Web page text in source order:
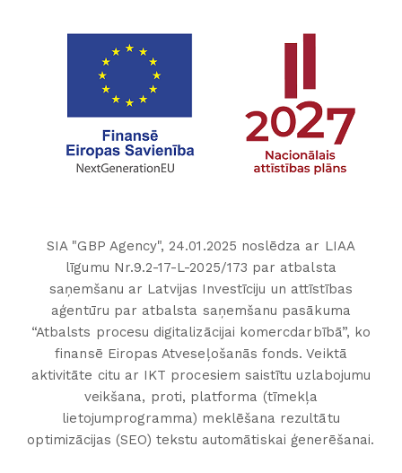
SIA "GBP Agency", 24.01.2025 noslēdza ar LIAA
līgumu Nr.9.2-17-L-2025/173 par atbalsta
saņemšanu ar Latvijas Investīciju un attīstības
aģentūru par atbalsta saņemšanu pasākuma
“Atbalsts procesu digitalizācijai komercdarbībā”, ko
finansē Eiropas Atveseļošanās fonds. Veiktā
aktivitāte citu ar IKT procesiem saistītu uzlabojumu
veikšana, proti, platforma (tīmekļa
lietojumprogramma) meklēšana rezultātu
optimizācijas (SEO) tekstu automātiskai ģenerēšanai.